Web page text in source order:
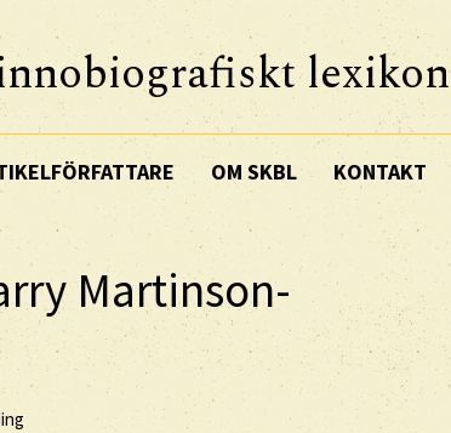
lexikon
OM SKBL KONTAKT
Martinson-